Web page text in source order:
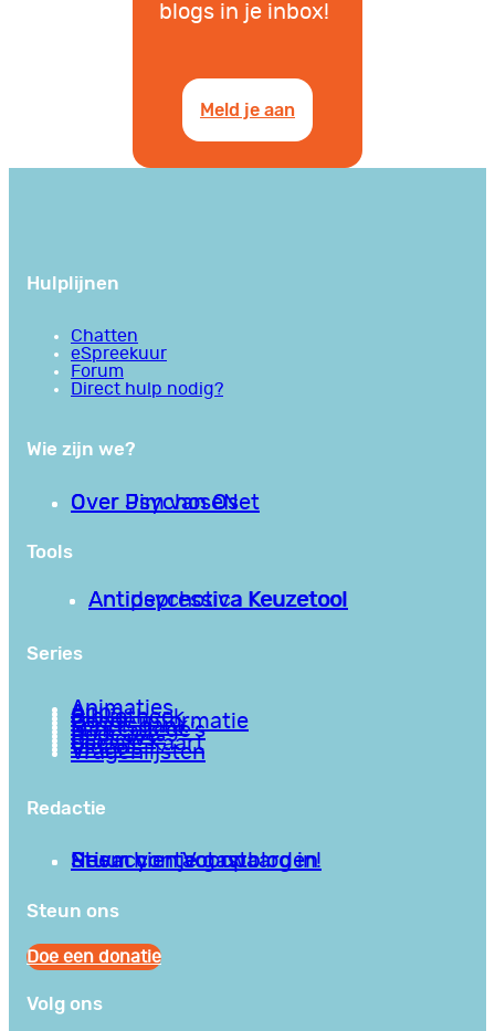
blogs in je inbox!
Meld je aan
Hulplijnen
Chatten
eSpreekuur
Forum
Direct hulp nodig?
Wie zijn we?
Over PsychoseNet
Over Jim van Os
Tools
Antipsychotica Keuzetool
Antidepressiva Keuzetool
Series
Animaties
Apps
Bibliotheek
Goede informatie
Kennisbank
Mini college’s
Podcasts
Reviews
Sociale Kaart
Video’s
Vragenlijsten
Redactie
Privacy en Voorwaarden
Stuur hier je gastblog in!
Neem contact op
Steun ons
Doe een donatie
Volg ons